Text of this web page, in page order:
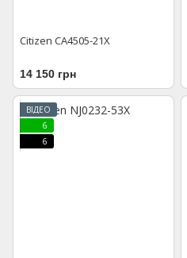
Citizen CA4505-21X
14 150 грн
ВІДЕО
6
6